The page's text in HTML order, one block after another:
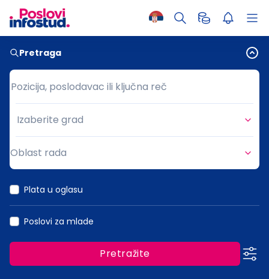
Pretraga
Pozicija, poslodavac ili ključna reč
Pozicija, poslodavac ili ključna reč
Grad
Izaberite grad
Oblast rada
Plata u oglasu
Poslovi za mlade
Pretražite